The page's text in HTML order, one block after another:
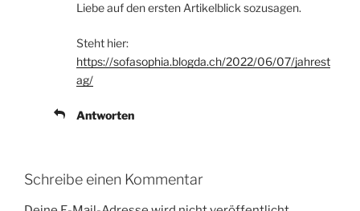
Liebe auf den ersten Artikelblick sozusagen.
Steht hier:
https://sofasophia.blogda.ch/2022/06/07/jahrest
ag/
Antworten
Schreibe einen Kommentar